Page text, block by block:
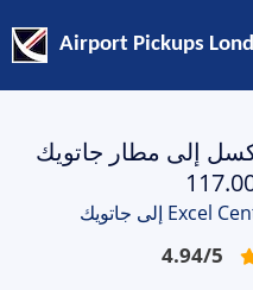
Airport Pickups
إلى مطار جاتويك
4.94/5